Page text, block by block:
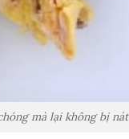
mà lại không bị nát